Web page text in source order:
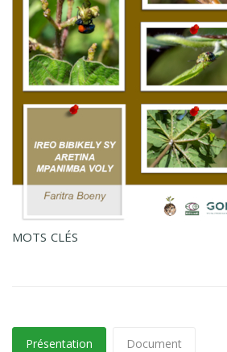
MOTS CLÉS
Présentation Document